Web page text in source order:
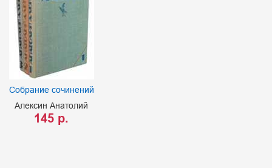
Собрание сочинений
Алексин Анатолий
145 р.